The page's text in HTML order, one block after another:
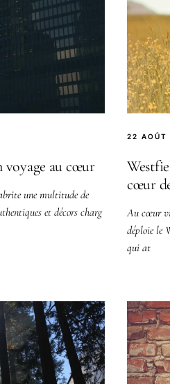
voyage au cœur
une multitude de
et décors charg
22 AOÛT
cœur
Au cœur
déploie le
qui at